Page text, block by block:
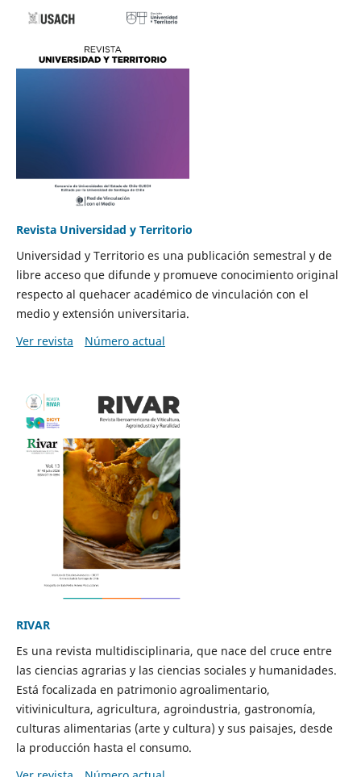
Revista Universidad y Territorio
Universidad y Territorio es una publicación semestral y de
libre acceso que difunde y promueve conocimiento original
respecto al quehacer académico de vinculación con el
medio y extensión universitaria.
Ver revista
Número actual
RIVAR
Es una revista multidisciplinaria, que nace del cruce entre
las ciencias agrarias y las ciencias sociales y humanidades.
Está focalizada en patrimonio agroalimentario,
vitivinicultura, agricultura, agroindustria, gastronomía,
culturas alimentarias (arte y cultura) y sus paisajes, desde
la producción hasta el consumo.